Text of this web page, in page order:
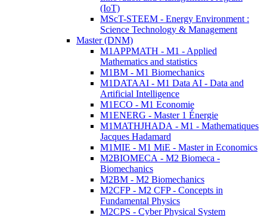
(IoT)
MScT-STEEM - Energy Environment :
Science Technology & Management
Master (DNM)
M1APPMATH - M1 - Applied
Mathematics and statistics
M1BM - M1 Biomechanics
M1DATAAI - M1 Data AI - Data and
Artificial Intelligence
M1ECO - M1 Economie
M1ENERG - Master 1 Énergie
M1MATHJHADA - M1 - Mathematiques
Jacques Hadamard
M1MIE - M1 MiE - Master in Economics
M2BIOMECA - M2 Biomeca -
Biomechanics
M2BM - M2 Biomechanics
M2CFP - M2 CFP - Concepts in
Fundamental Physics
M2CPS - Cyber Physical System